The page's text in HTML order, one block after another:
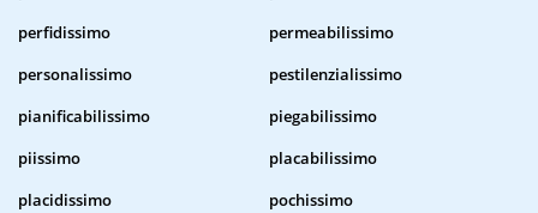
perfidissimo
permeabilissimo
personalissimo
pestilenzialissimo
pianificabilissimo
piegabilissimo
piissimo
placabilissimo
placidissimo
pochissimo